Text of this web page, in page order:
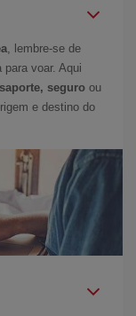
, lembre-se de
voar. Aqui
seguro ou
e destino do